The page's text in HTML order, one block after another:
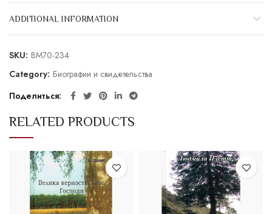
ADDITIONAL INFORMATION
SKU: BM70-234
Category: Биографии и свидетельства
Поделиться
RELATED PRODUCTS